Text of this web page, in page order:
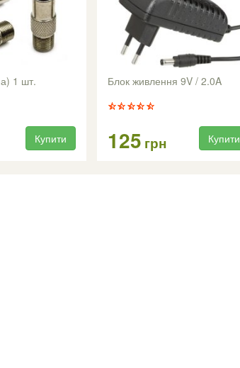
1 шт.
Купити
Блок живлення 9V / 2.0A
125 грн Купити